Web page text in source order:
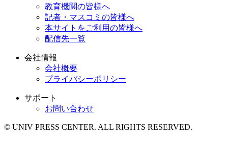
教育機関の皆様へ
記者・マスコミの皆様へ
本サイトをご利用の皆様へ
配信先一覧
会社情報
会社概要
プライバシーポリシー
サポート
お問い合わせ
© UNIV PRESS CENTER. ALL RIGHTS RESERVED.